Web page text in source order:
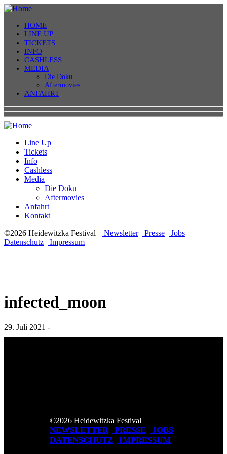
HOME
LINE UP
TICKETS
INFO
CASHLESS
MEDIA
Die Doku
Aftermovies
ANFAHRT
Line Up
Tickets
Info
Cashless
Media
Die Doku
Aftermovies
Anfahrt
Kontakt
©2026 Heidewitzka Festival
Newsletter Presse
Jobs
Datenschutz
Impressum
infected_moon
29. Juli 2021 -
©2026 Heidewitzka Festival
NEWSLETTER PRESSE
JOBS
DATENSCHUTZ
IMPRESSUM